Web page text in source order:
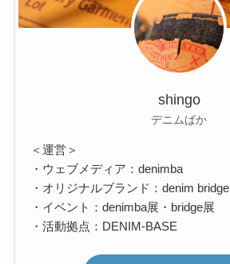
shingo
デニムばか
＜運営＞
・ウェブメディア：denimba
・オリジナルブランド：denim bridge
・イベント：denimba展・bridge展
・活動拠点：DENIM-BASE